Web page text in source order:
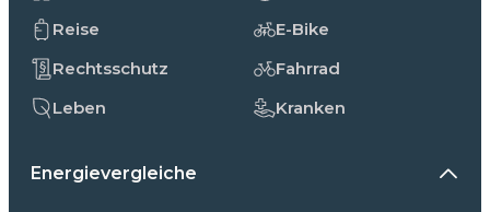
Reise
Rechtsschutz
Leben
E-Bike
Fahrrad
Kranken
Energievergleiche